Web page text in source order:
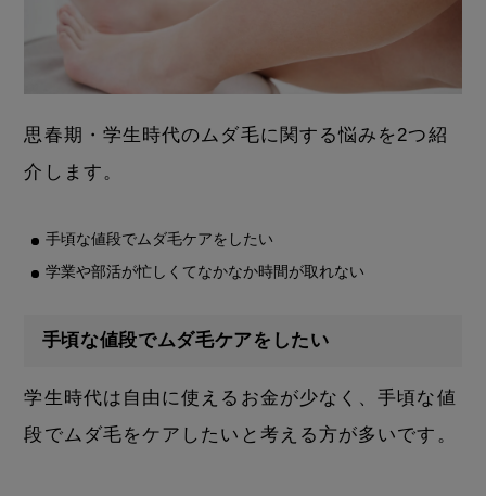
思春期・学生時代のムダ毛に関する悩みを2つ紹
介します。
手頃な値段でムダ毛ケアをしたい
学業や部活が忙しくてなかなか時間が取れない
手頃な値段でムダ毛ケアをしたい
学生時代は自由に使えるお金が少なく、手頃な値
段でムダ毛をケアしたいと考える方が多いです。